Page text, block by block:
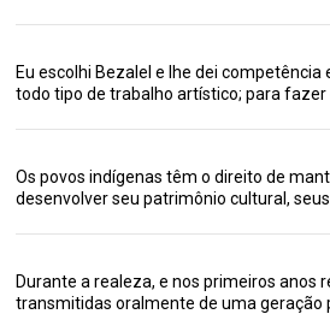
Eu escolhi Bezalel e lhe dei
todo tipo de trabalho artístico; para fazer
Os povos indígenas têm o direito de
desenvolver seu patrimônio cultural,
Durante a realeza, e nos primeiros anos
transmitidas oralmente de uma geração